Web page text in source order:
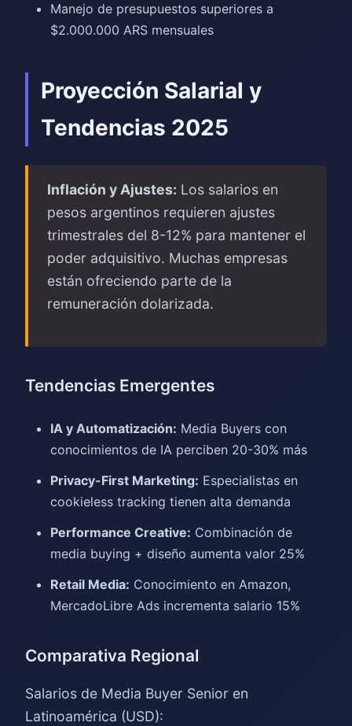
Manejo de presupuestos superiores a
$2.000.000 ARS mensuales
Proyección Salarial y
Tendencias 2025
Inflación y Ajustes: Los salarios en
pesos argentinos requieren ajustes
trimestrales del 8-12% para mantener el
poder adquisitivo. Muchas empresas
están ofreciendo parte de la
remuneración dolarizada.
Tendencias Emergentes
IA y Automatización: Media Buyers con
conocimientos de IA perciben 20-30% más
Privacy-First Marketing: Especialistas en
cookieless tracking tienen alta demanda
Performance Creative: Combinación de
media buying + diseño aumenta valor 25%
Retail Media: Conocimiento en Amazon,
MercadoLibre Ads incrementa salario 15%
Comparativa Regional
Salarios de Media Buyer Senior en
Latinoamérica (USD):